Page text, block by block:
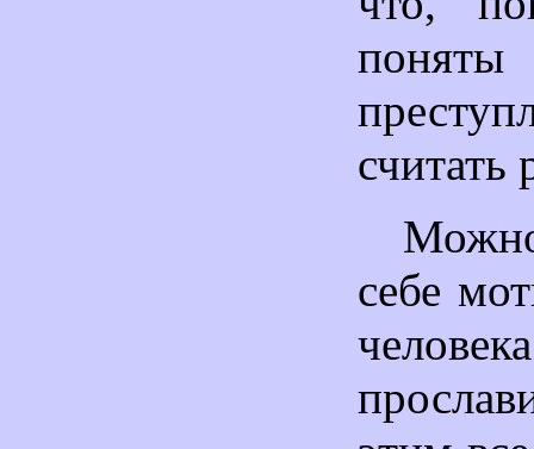
себе